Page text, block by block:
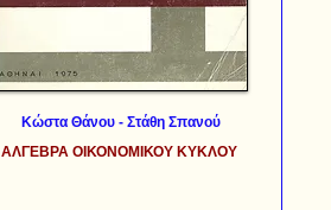
Κώστα Θάνου - Στάθη Σπανού
ΑΛΓΕΒΡΑ ΟΙΚΟΝΟΜΙΚΟΥ ΚΥΚΛΟΥ